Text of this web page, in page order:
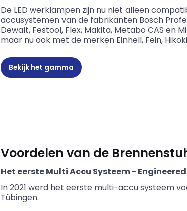
De LED werklampen zijn nu niet alleen
accusystemen van de fabrikanten Bosch
Dewalt, Festool, Flex, Makita, Metabo CAS en
maar nu ook met de merken Einhell, Fein,
Bekijk het gamma
Voordelen van de
Het eerste Multi Accu Systeem -
In 2021 werd het eerste multi-accu systeem
Tübingen.